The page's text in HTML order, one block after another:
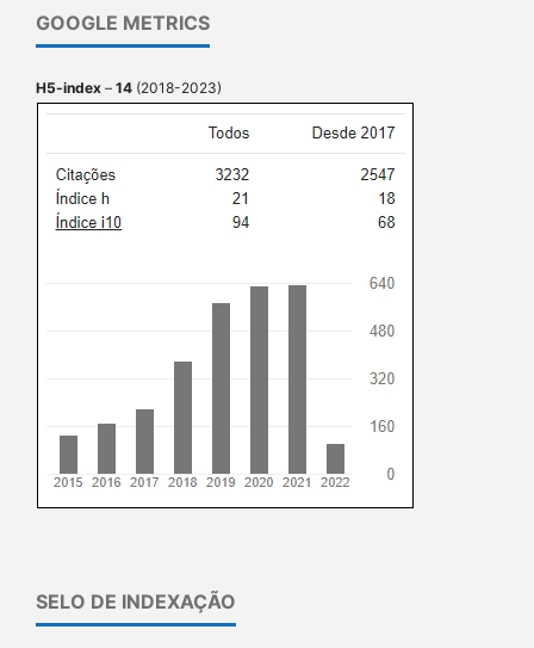
GOOGLE METRICS
H5-index – 14 (2018-2023)
SELO DE INDEXAÇÃO